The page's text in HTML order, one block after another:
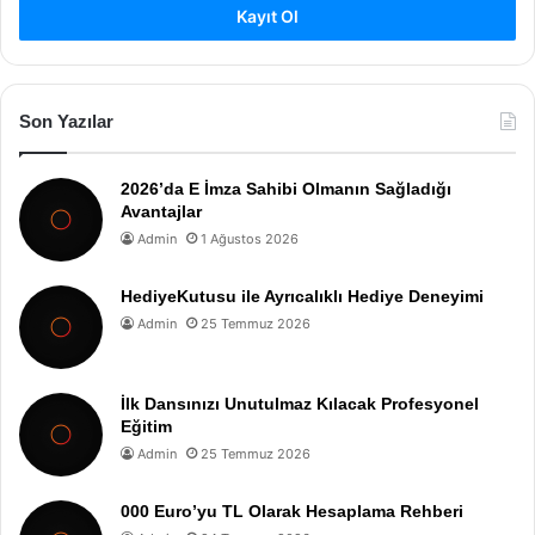
Kayıt Ol
Son Yazılar
2026’da E İmza Sahibi Olmanın Sağladığı
Avantajlar
Admin 1 Ağustos 2026
HediyeKutusu ile Ayrıcalıklı Hediye Deneyimi
Admin 25 Temmuz 2026
İlk Dansınızı Unutulmaz Kılacak Profesyonel
Eğitim
Admin 25 Temmuz 2026
000 Euro’yu TL Olarak Hesaplama Rehberi